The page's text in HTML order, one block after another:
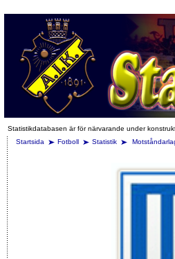
Statistikdatabasen är för närvarande under
Startsida
Fotboll Statistik